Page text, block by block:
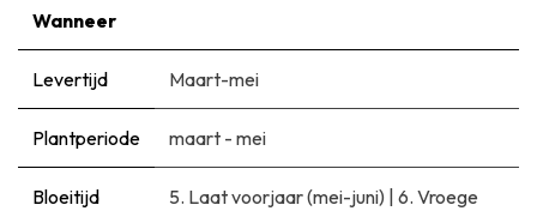
Wanneer
Levertijd Maart-mei
Plantperiode maart - mei
Bloeitijd 5. Laat voorjaar (mei-juni) | 6. Vroege